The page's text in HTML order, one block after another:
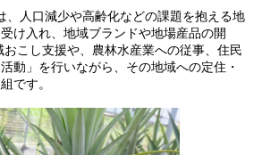
、人口減少や高齢化などの課題を抱える地
け入れ、地域ブランドや地場産品の開
こし支援や、農林水産業への従事、住民
動」を行いながら、その地域への定住・
です。